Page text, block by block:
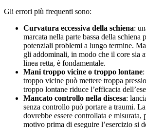
Gli errori più frequenti sono:
Curvatura eccessiva della schiena:
marcata nella parte bassa della schiena
potenziali problemi a lungo termine.
gli addominali, in modo che il core sia
linea retta, è fondamentale.
Mani troppo vicine o troppo lontane
troppo vicine può mettere troppa
troppo lontane riduce l’efficacia
Mancato controllo nella discesa:
senza controllo può portare a traumi.
dovrebbe essere controllata e misurata,
motivo prima di eseguire l’esercizio si